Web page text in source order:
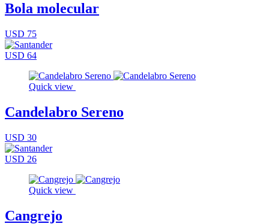
Bola molecular
USD 75
USD 64
Quick view
Candelabro Sereno
USD 30
USD 26
Quick view
Cangrejo